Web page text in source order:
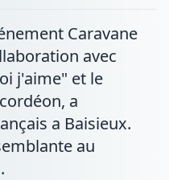
Caravane
avec
j'aime" et le
a
a Baisieux.
au